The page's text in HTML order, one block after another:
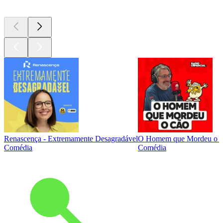
Renascença - Extremamente Desagradável
Comédia
O Homem que Mordeu o
Comédia